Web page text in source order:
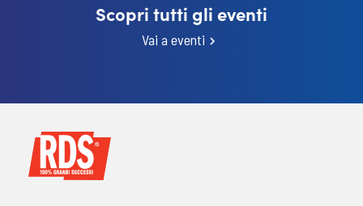
Scopri tutti gli eventi
Vai a eventi